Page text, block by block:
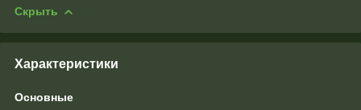
Скрыть
Характеристики
Основные